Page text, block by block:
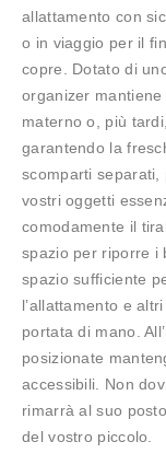
allattamento con
o in viaggio per il
copre. Dotato di
organizer
materno o, più
garantendo la
scomparti separati,
vostri oggetti
comodamente il
spazio per riporre i
spazio sufficiente
l’allattamento e
portata di mano.
posizionate
accessibili. Non
rimarrà al suo
del vostro piccolo.